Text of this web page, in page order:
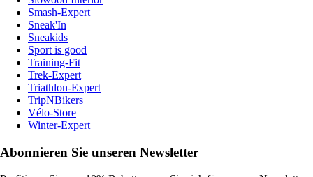
Smash-Expert
Sneak'In
Sneakids
Sport is good
Training-Fit
Trek-Expert
Triathlon-Expert
TripNBikers
Vélo-Store
Winter-Expert
Abonnieren Sie unseren Newsletter